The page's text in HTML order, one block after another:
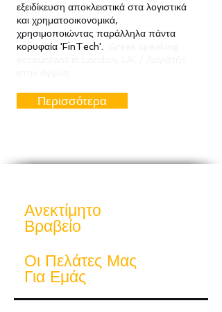
εξειδίκευση αποκλειστικά στα λογιστικά
και χρηματοοικονομικά,
χρησιμοποιώντας παράλληλα πάντα
κορυφαία 'FinTech'.
Περισσότερα
Ανεκτίμητο
Βραβείο
Οι Πελάτες Μας
Για Εμάς